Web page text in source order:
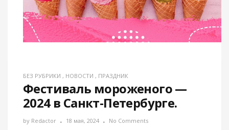
БЕЗ РУБРИКИ , НОВОСТИ , ПРАЗДНИК
Фестиваль мороженого —
2024 в Санкт-Петербурге.
by Redactor 18 мая, 2024 No Comments